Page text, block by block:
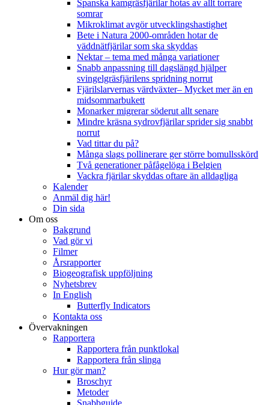
Spanska kamgräsfjärilar hotas av allt torrare
somrar
Mikroklimat avgör utvecklingshastighet
Bete i Natura 2000-områden hotar de
väddnätfjärilar som ska skyddas
Nektar – tema med många variationer
Snabb anpassning till dagslängd hjälper
svingelgräsfjärilens spridning norrut
Fjärilslarvernas värdväxter– Mycket mer än en
midsommarbukett
Monarker migrerar söderut allt senare
Mindre kräsna sydrovfjärilar sprider sig snabbt
norrut
Vad tittar du på?
Många slags pollinerare ger större bomullsskörd
Två generationer påfågelöga i Belgien
Vackra fjärilar skyddas oftare än alldagliga
Kalender
Anmäl dig här!
Din sida
Om oss
Bakgrund
Vad gör vi
Filmer
Årsrapporter
Biogeografisk uppföljning
Nyhetsbrev
In English
Butterfly Indicators
Kontakta oss
Övervakningen
Rapportera
Rapportera från punktlokal
Rapportera från slinga
Hur gör man?
Broschyr
Metoder
Snabbguide